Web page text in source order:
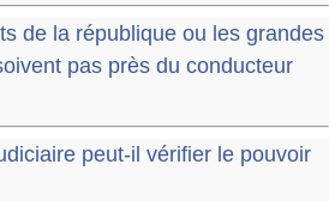
de la république ou les grandes
pas près du conducteur
peut-il vérifier le pouvoir